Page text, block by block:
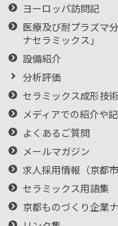
ヨーロッパ訪問記
医療及び耐プラズマ
ナセラミックス」
設備紹介
分析評価
セラミックス成形技術
メディアでの紹介や
よくあるご質問
メールマガジン
求人採用情報（京都
セラミックス用語集
京都ものづくり企業